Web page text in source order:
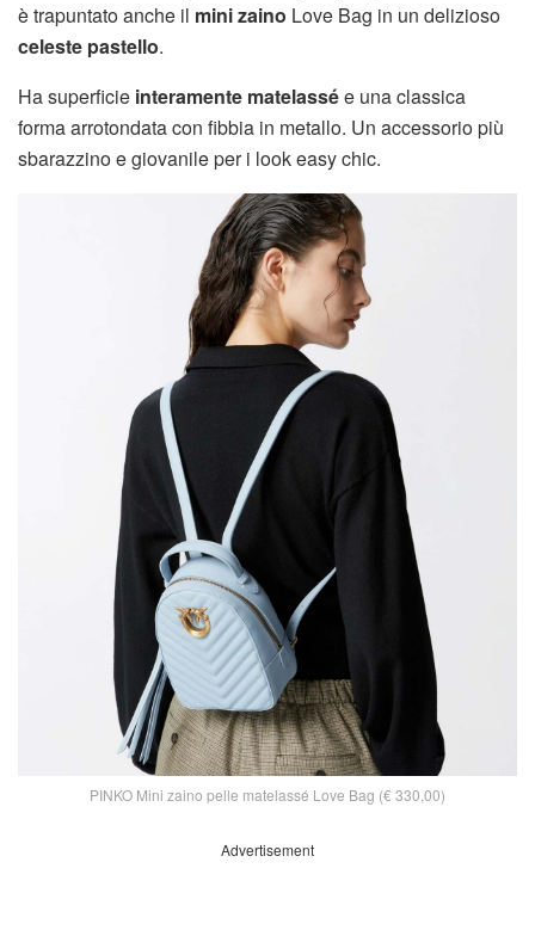
è trapuntato anche il mini zaino Love Bag in un delizioso
celeste pastello.
Ha superficie interamente matelassée una classica
forma arrotondata con fibbia in metallo. Un accessorio più
sbarazzino e giovanile per i look easy chic.
PINKO Mini zaino pelle matelassé Love Bag (€ 330,00)
Advertisement